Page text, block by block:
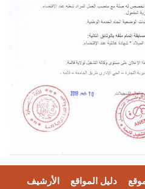
دليل المواقع
الأرشيف